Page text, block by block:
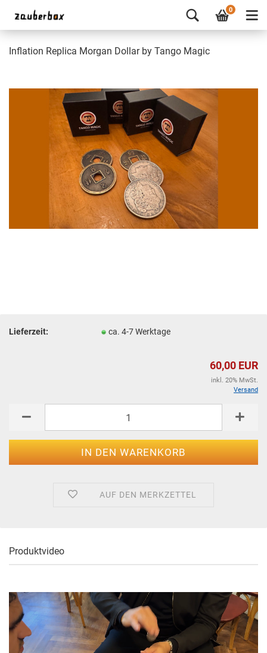
0
Inflation Replica Morgan Dollar by Tango Magic
Lieferzeit: ca. 4-7 Werktage
60,00 EUR
inkl. 20% MwSt.
Versand
AUF DEN MERKZETTEL
Produktvideo